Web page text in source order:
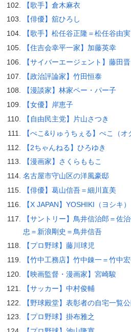
【歌手】倉木麻衣
【俳優】舘ひろし
【歌手】松任谷正隆＝松任谷由実
【住吉会幸平一家】加藤英幸
【サイバーエージェント】藤田晋
【政治評論家】竹田恒泰
【漫談家】林家ペー・パー子
【女優】岸恵子
【自由民主党】片山さつき
【ぺこ&りゅうちぇる】ぺこ（オ
【2ちゃんねる】ひろゆき
【漫画家】さくらももこ
名古屋市守山区の洋風豪邸
【俳優】葛山信吾＝細川直美
【X JAPAN】YOSHIKI（ヨシキ）
【サントリー】鳥井信治郎＝佐
忠＝新浪剛史＝鳥井信吾
【プロ野球】藤川球児
【竹中工務店】竹中錬一＝竹中
【映画監督・漫画家】宮崎駿
【サッカー】中村俊輔
【野球殿堂】表彰者の自宅一覧公
【プロ野球】掛布雅之